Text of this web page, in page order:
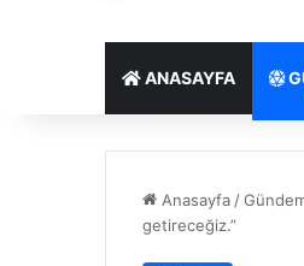
ANASAYFA
Anasayfa /
getireceğiz.”